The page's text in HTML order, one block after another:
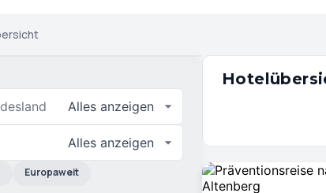
Alles anzeigen
Alles anzeigen
Europaweit